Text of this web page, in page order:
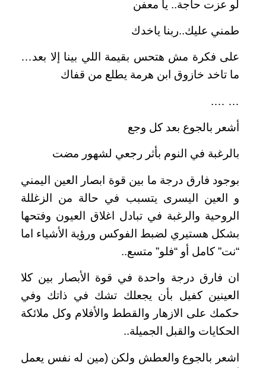
لو عزت حاجة.. يا معفن
طمني عليك..ربنا ياخدك
على فكرة مش هتحس بقيمة اللي بينا إلا بعد…
ما تاخد خازوق ابن هرمة يطلع من قفاك
… ….
أشعر بالجوع بعد كل وجع
بالرغبة في النوم بأثر رجعي لشهور مضت
بوجود فارق درجة ما بين قوة ابصار العين اليمني
و العين اليسرى يتسبب في حالة من الزغللة
الروحية والرغبة في تبادل اغلاق العيون وفتحها
بشكل هستيري لضبط الفوكس ورؤية الأشياء اما
“نت” كامل أو “فلو” متسع..
ان فارق درجة واحدة في قوة الأبصار بين كلا
العينين كفيل بأن يجعلك تشك في ذاتك وفي
حكمك على الازهار والقطط والأفلام وكل ملائكة
الحكايات والقبل الجميلة..
اشعر بالجوع والعطش ولكن (مين له نفس يعمل